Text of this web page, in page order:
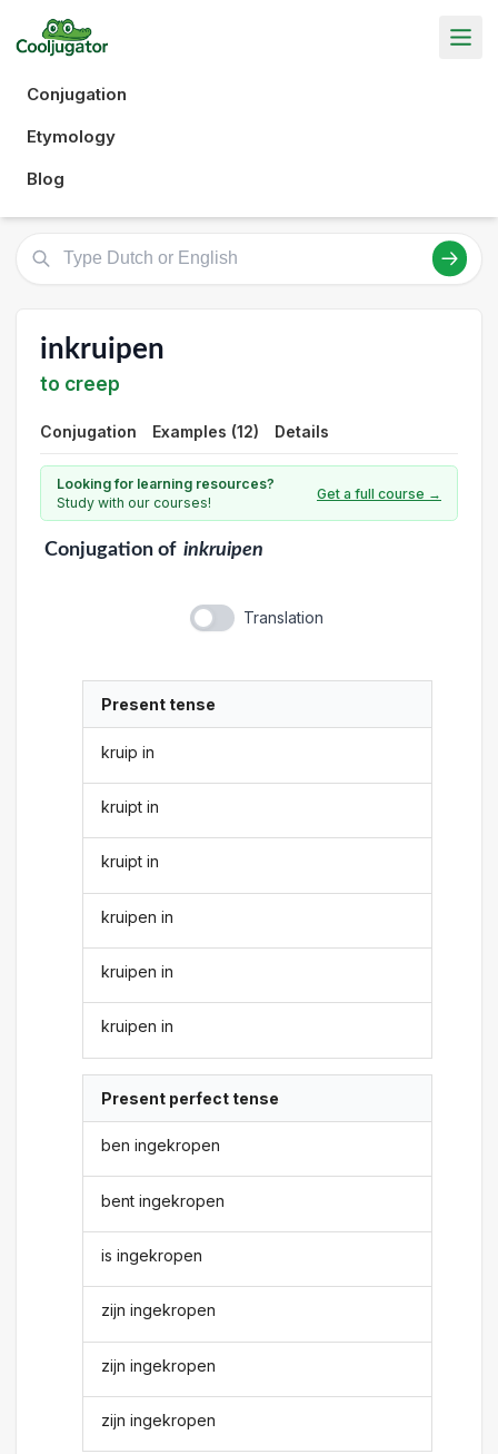
Conjugation
Etymology
Blog
inkruipen
to creep
Conjugation Examples (12) Details
Looking for learning resources?
Study with our courses!
Get a full course →
Conjugationof inkruipen
Translation
Present tense
kruip in
kruipt in
kruipt in
kruipen in
kruipen in
kruipen in
Present perfect tense
ben ingekropen
bent ingekropen
is ingekropen
zijn ingekropen
zijn ingekropen
zijn ingekropen